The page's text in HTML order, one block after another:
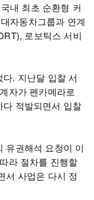
내 최초 순환형 커
자동차그룹과 연계
로보틱스 서비
. 지난달 입찰 서
자가 펜카메라로
적발되면서 입찰
유권해석 요청이 이
라 절차를 진행할
서 사업은 다시 정